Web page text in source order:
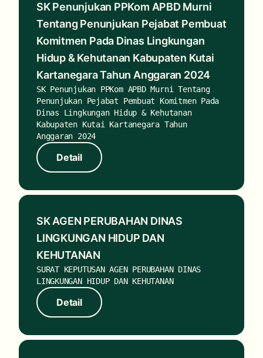
SK Penunjukan PPKom APBD Murni
Tentang Penunjukan Pejabat Pembuat
Komitmen Pada Dinas Lingkungan
Hidup & Kehutanan Kabupaten Kutai
Kartanegara Tahun Anggaran 2024
SK Penunjukan PPKom APBD Murni Tentang
Penunjukan Pejabat Pembuat Komitmen Pada
Dinas Lingkungan Hidup & Kehutanan
Kabupaten Kutai Kartanegara Tahun
Anggaran 2024
Detail
Detail
SK AGEN PERUBAHAN DINAS
LINGKUNGAN HIDUP DAN
KEHUTANAN
SURAT KEPUTUSAN AGEN PERUBAHAN DINAS
LINGKUNGAN HIDUP DAN KEHUTANAN
Detail
Detail